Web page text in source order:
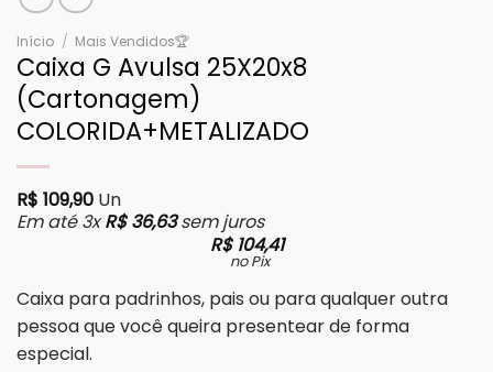
Início / Mais Vendidos🏆
Caixa G Avulsa 25X20x8
(Cartonagem)
COLORIDA+METALIZADO
R$ 109,90 Un
Em até 3xR$36,63sem juros
R$104,41
no Pix
Caixa para padrinhos, pais ou para qualquer outra
pessoa que você queira presentear de forma
especial.